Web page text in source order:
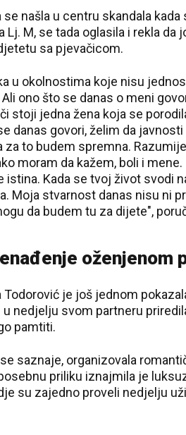
našla u centru skandala
Lj. M, se tada oglasila i rekla
sa pjevačicom.
u okolnostima koje nisu
ono što se danas o meni
stoji jedna žena koja se
danas govori, želim da
za to budem spremna.
moram da kažem, boli i
istina. Kada se tvoj život svodi
Moja stvarnost danas nisu ni
da budem tu za dijete",
oženjenom
je još jednom
u nedjelju svom partneru
pamtiti.
saznaje, organizovala
priliku iznajmila je
su zajedno proveli nedjelju